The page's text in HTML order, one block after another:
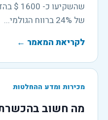
של 24% ברווח הגולמי...
לקריאת המאמר ←
מכירות ומדע ההחלטות
מה חשוב